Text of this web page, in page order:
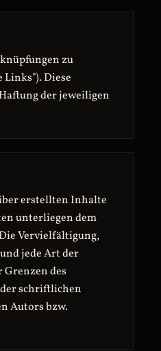
zu
Diese
der jeweiligen
erstellten Inhalte
unterliegen dem
Vervielfältigung,
jede Art der
des
schriftlichen
Autors bzw.